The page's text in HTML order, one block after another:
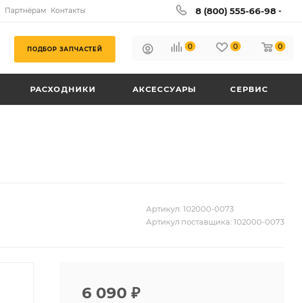
Партнёрам Контакты 8 (800) 555-66-98
ПОДБОР ЗАПЧАСТЕЙ 0 0 0
РАСХОДНИКИ АКСЕССУАРЫ СЕРВИС
Артикул: 102000-0073
Артикул поставщика: 102000-0073
6 090 ₽